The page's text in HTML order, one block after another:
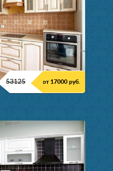
53125 от 17000 руб.